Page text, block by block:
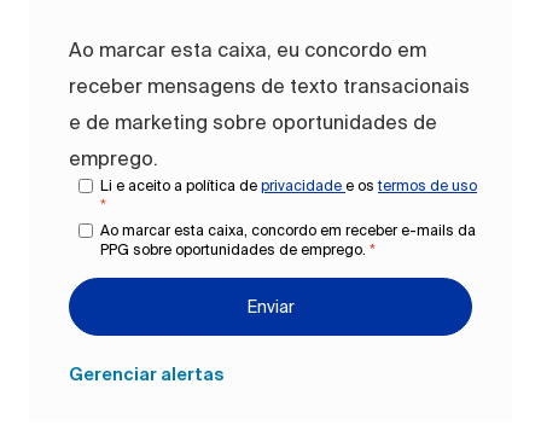
Ao marcar esta caixa, eu concordo em
receber mensagens de texto transacionais
e de marketing sobre oportunidades de
emprego.
Li e aceito a política de privacidade e ostermos de uso
*
Ao marcar esta caixa, concordo em receber e-mails da
PPG sobre oportunidades de emprego. *
Enviar
Gerenciar alertas